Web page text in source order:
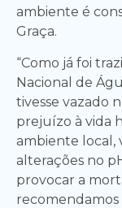
ambiente é
Graça.
“Como já foi
Nacional de
tivesse vazado
prejuízo à vida
ambiente local,
alterações no
provocar a
recomendamos